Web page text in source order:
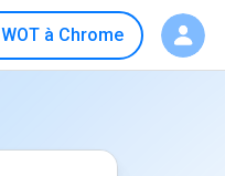
à Chrome